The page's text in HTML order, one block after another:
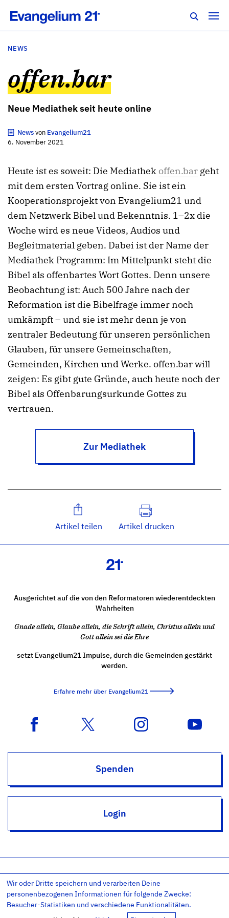
NEWS
offen.bar
Neue Mediathek seit heute online
Newsvon Evangelium21
6. November 2021
Heute ist es soweit: Die Mediathek offen.bar geht
mit dem ersten Vortrag online. Sie ist ein
Kooperationsprojekt von Evangelium21 und
dem Netzwerk Bibel und Bekenntnis. 1–2x die
Woche wird es neue Videos, Audios und
Begleitmaterial geben. Dabei ist der Name der
Mediathek Programm: Im Mittelpunkt steht die
Bibel als offenbartes Wort Gottes. Denn unsere
Beobachtung ist: Auch 500 Jahre nach der
Reformation ist die Bibelfrage immer noch
umkämpft – und sie ist mehr denn je von
zentraler Bedeutung für unseren persönlichen
Glauben, für unsere Gemeinschaften,
Gemeinden, Kirchen und Werke. offen.bar will
zeigen: Es gibt gute Gründe, auch heute noch der
Bibel als Offenbarungsurkunde Gottes zu
vertrauen.
Zur Mediathek
Artikel teilen Artikel drucken
Ausgerichtet auf die von den Reformatoren wiederentdeckten
Wahrheiten
Gnade allein, Glaube allein, die Schrift allein, Christus allein und
Gott allein sei die Ehre
setzt Evangelium21 Impulse, durch die Gemeinden gestärkt
werden.
Erfahre mehr über Evangelium21
Spenden
Login
Impressum Datenschutz
Datenschutz-Einstellungen
AGB
Kontakt RSS Newsletter
Wir oder Dritte speichern und verarbeiten Deine
personenbezogenen Informationen für folgende Zwecke:
Besucher-Statistiken und verschiedene Funktionalitäten.